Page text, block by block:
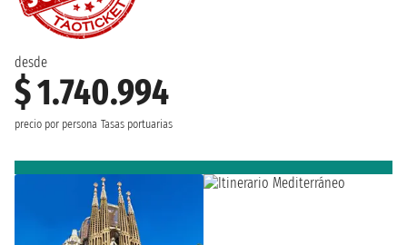
desde
$ 1.740.994
precio por persona Tasas portuarias